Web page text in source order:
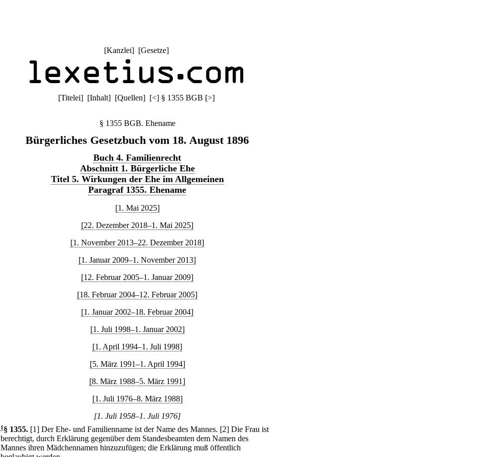
[Kanzlei] [Gesetze]
[Titelei] [Inhalt] [Quellen] [<] § 1355 BGB [>]
§ 1355 BGB. Ehename
Bürgerliches Gesetzbuch vom 18. August 1896
Buch 4. Familienrecht
Abschnitt 1. Bürgerliche Ehe
Titel 5. Wirkungen der Ehe im Allgemeinen
Paragraf 1355. Ehename
[1. Mai 2025]
[22. Dezember 2018–1. Mai 2025]
[1. November 2013–22. Dezember 2018]
[1. Januar 2009–1. November 2013]
[12. Februar 2005–1. Januar 2009]
[18. Februar 2004–12. Februar 2005]
[1. Januar 2002–18. Februar 2004]
[1. Juli 1998–1. Januar 2002]
[1. April 1994–1. Juli 1998]
[5. März 1991–1. April 1994]
[8. März 1988–5. März 1991]
[1. Juli 1976–8. März 1988]
[1. Juli 1958–1. Juli 1976]
1 § 1355. [1] Der Ehe- und Familienname ist der Name des Mannes. [2] Die Frau ist
berechtigt, durch Erklärung gegenüber dem Standesbeamten dem Namen des
Mannes ihren Mädchennamen hinzuzufügen; die Erklärung muß öffentlich